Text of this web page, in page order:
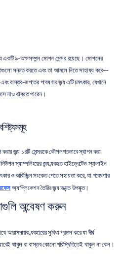
সনাক্ত করতে এবং তা আমলে নিতে সাহায্য করে—
এবং বাস্তব-জগতের গবেষণার জন্য এটি চমৎকার, যেখানে
নাও থাকতে পারেন।
করার জন্য ১৪টি সেন্সরকে কৌশলগতভাবে স্থাপন করা
স্যাম্পলিংয়ের জন্য ব্যবহৃত হাইড্রেটেড স্যালাইন
ও অবিচ্ছিন্ন সংকেত পেতে সহায়তা করে, যা গবেষণার
অ্যাপ্লিকেশন তৈরির জন্য অত্যন্ত উপযুক্ত।
অন্বেষণ করুন
ব্যবহারের সুবিধা প্রদান করে যা দীর্ঘ
থাকুন বা বাস্তব কোনো পরিস্থিতিতেই থাকুন না কেন।